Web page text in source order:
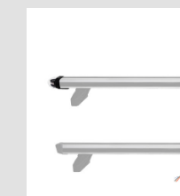
WORK SYSTEM GÖTEBORG ARÖD
WORK SYSTEM JÖNKÖPING